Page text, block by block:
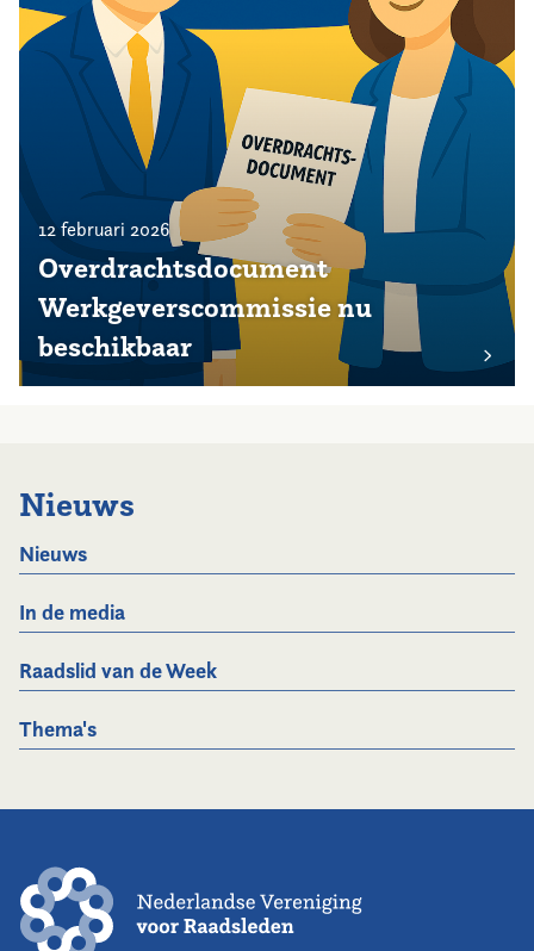
12 februari 2026
Overdrachtsdocument
Werkgeverscommissie nu
beschikbaar
Nieuws
Nieuws
In de media
Raadslid van de Week
Thema's